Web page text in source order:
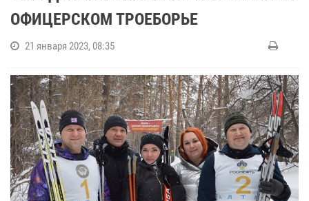
ОФИЦЕРСКОМ ТРОЕБОРЬЕ
21 января 2023, 08:35